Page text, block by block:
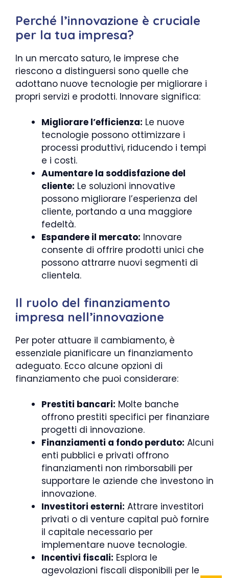
Perché l’innovazione è cruciale
per la tua impresa?
In un mercato saturo, le imprese che
riescono a distinguersi sono quelle che
adottano nuove tecnologie per migliorare i
propri servizi e prodotti. Innovare significa:
Migliorare l’efficienza: Le nuove
tecnologie possono ottimizzare i
processi produttivi, riducendo i tempi
e i costi.
Aumentare la soddisfazione del
cliente: Le soluzioni innovative
possono migliorare l’esperienza del
cliente, portando a una maggiore
fedeltà.
Espandere il mercato: Innovare
consente di offrire prodotti unici che
possono attrarre nuovi segmenti di
clientela.
Il ruolo del finanziamento
impresa nell’innovazione
Per poter attuare il cambiamento, è
essenziale pianificare un finanziamento
adeguato. Ecco alcune opzioni di
finanziamento che puoi considerare:
Prestiti bancari: Molte banche
offrono prestiti specifici per finanziare
progetti di innovazione.
Finanziamenti a fondo perduto: Alcuni
enti pubblici e privati offrono
finanziamenti non rimborsabili per
supportare le aziende che investono in
innovazione.
Investitori esterni: Attrare investitori
privati o di venture capital può fornire
il capitale necessario per
implementare nuove tecnologie.
Incentivi fiscali: Esplora le
agevolazioni fiscali disponibili per le